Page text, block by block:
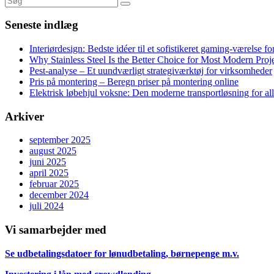
Seneste indlæg
Interiørdesign: Bedste idéer til et sofistikeret gaming-værelse
Why Stainless Steel Is the Better Choice for Most Modern
Pest-analyse – Et uundværligt strategiværktøj for virksomheder
Pris på montering – Beregn priser på montering online
Elektrisk løbehjul voksne: Den moderne transportløsning for
Arkiver
september 2025
august 2025
juni 2025
april 2025
februar 2025
december 2024
juli 2024
Vi samarbejder med
Se udbetalingsdatoer for lønudbetaling, børnepenge m.v.